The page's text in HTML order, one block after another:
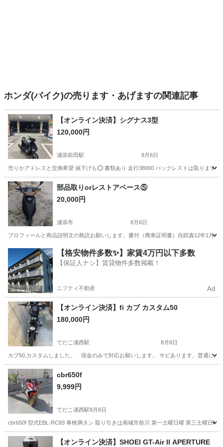
ホンダ(バイク)の売ります・あげますの関連記事
【オンライン決済】シグナス3型
120,000円
浦添前田駅 8月6日
売りかアドレスと交換希望 値下げも⭕️ 書類あり 走行38000 バックレストは取ります
沖縄 中頭郡 浦添前田駅 ヤマハ
部品取りorレストアベース⑤
20,000円
浦添市 8月6日
プロフィールと商品説明文の熟読お願いします。書付（廃車証明書）自賠責12年1月
浦添市 ヤマハ レストア
【格安物件多数✨】家賃4万円以下多数
【保証人ナシ】賃貸物件多数掲載！
ニフティ不動産 Ad
【オンライン決済】fi カブ カスタム50
180,000円
てだこ浦西駅 8月6日
カブ50,カスタムしました。 現金のみで対応お願いします。 サビあります。普通に
沖縄 うるま市 cbr650f
9,999円
てだこ浦西駅8月6日
cbr650f 型式EBL-RC83 車検満タン 取り引きは南城市前川 第一土曜日曜 第三土曜日
沖縄 名護市 てだこ浦西駅 バイク
【オンライン決済】SHOEI GT-Air II APERTURE